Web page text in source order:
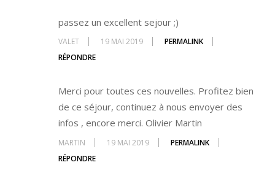
passez un excellent sejour ;)
VALET 19 MAI 2019
PERMALINK
RÉPONDRE
Merci pour toutes ces nouvelles. Profitez bien
de ce séjour, continuez à nous envoyer des
infos , encore merci. Olivier Martin
MARTIN 19 MAI 2019
PERMALINK
RÉPONDRE